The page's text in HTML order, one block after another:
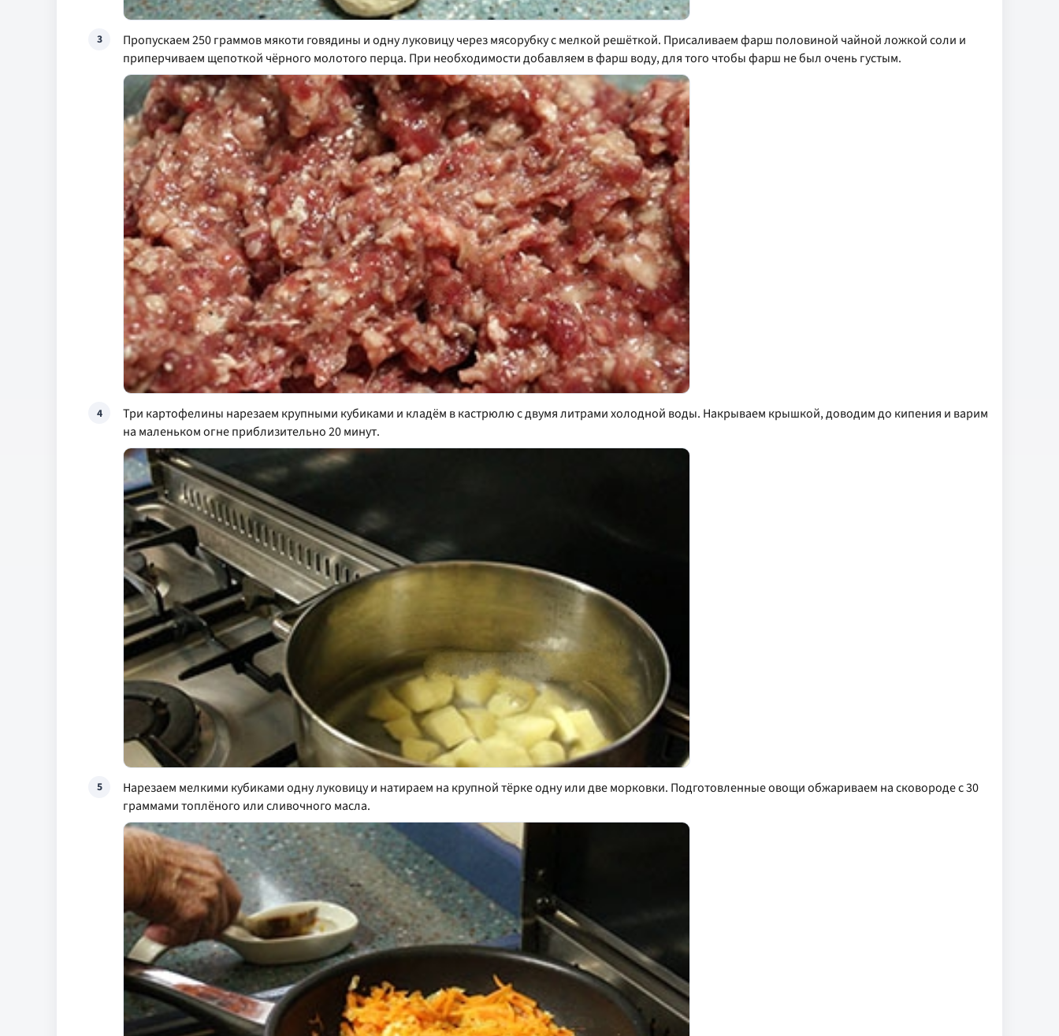
3
Пропускаем 250 граммов мякоти говядины и одну луковицу через мясорубку с мелкой решёткой. Присаливаем фарш половиной чайной ложкой соли и
приперчиваем щепоткой чёрного молотого перца. При необходимости добавляем в фарш воду, для того чтобы фарш не был очень густым.
4
Три картофелины нарезаем крупными кубиками и кладём в кастрюлю с двумя литрами холодной воды. Накрываем крышкой, доводим до кипения и варим
на маленьком огне приблизительно 20 минут.
5
Нарезаем мелкими кубиками одну луковицу и натираем на крупной тёрке одну или две морковки. Подготовленные овощи обжариваем на сковороде с 30
граммами топлёного или сливочного масла.